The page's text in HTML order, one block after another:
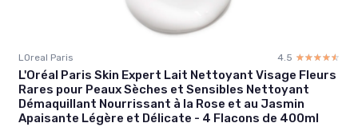
LOreal Paris 4.5 ☆☆☆☆☆
★★★★★
L'Oréal Paris Skin Expert Lait Nettoyant Visage Fleurs
Rares pour Peaux Sèches et Sensibles Nettoyant
Démaquillant Nourrissant à la Rose et au Jasmin
Apaisante Légère et Délicate - 4 Flacons de 400ml